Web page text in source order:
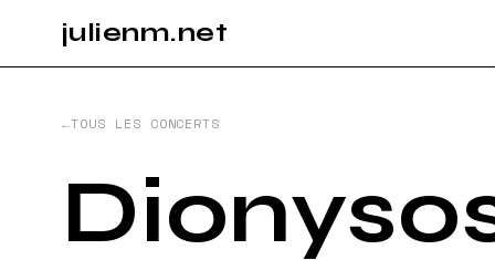
julienm.net
TOUS LES CONCERTS